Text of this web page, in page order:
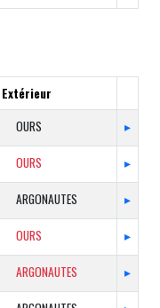
Extérieur
OURS ▸
OURS ▸
ARGONAUTES ▸
OURS ▸
ARGONAUTES ▸